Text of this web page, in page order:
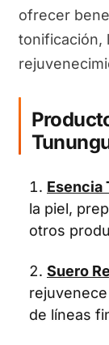
ofrecer
tonificación,
Esencia
la piel,
otros
Suero
de líneas